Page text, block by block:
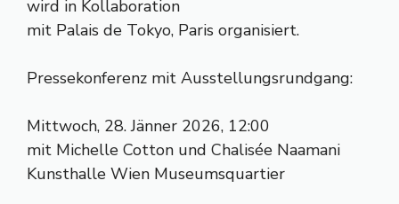
wird in Kollaboration
mit Palais de Tokyo, Paris organisiert.
Pressekonferenz mit Ausstellungsrundgang:
Mittwoch, 28. Jänner 2026, 12:00
mit Michelle Cotton und Chalisée Naamani
Kunsthalle Wien Museumsquartier